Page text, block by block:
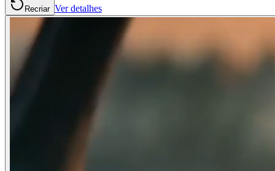
Recriar Ver detalhes